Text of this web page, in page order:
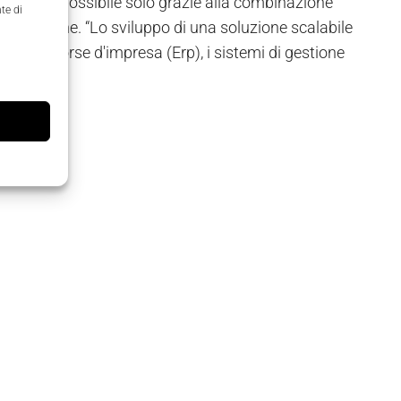
di
“Lo sviluppo di una soluzione scalabile
risorse d'impresa (Erp), i sistemi di gestione